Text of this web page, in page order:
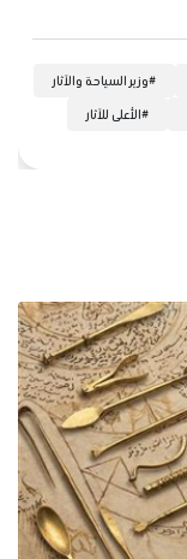
#وزير السياحة والآثار
#الأعلى للآثار